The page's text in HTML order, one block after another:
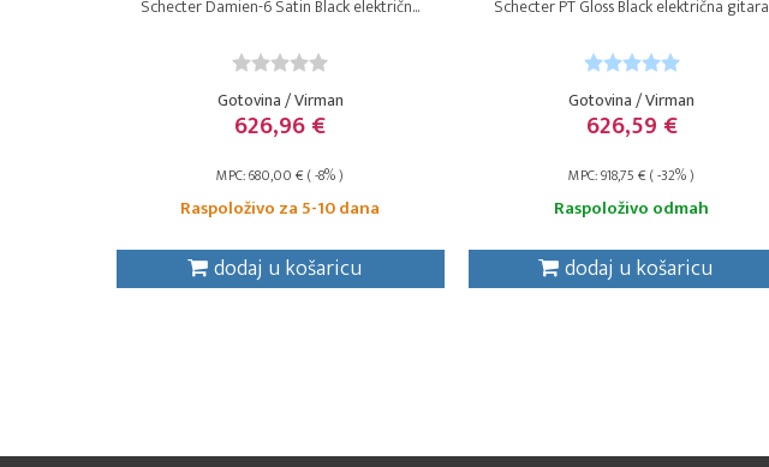
Schecter Damien-6 Satin Black električn...
Gotovina / Virman
626,96 €
MPC: 680,00 € ( -8% )
Raspoloživo za 5-10 dana
dodaj u košaricu
Schecter PT Gloss Black električna gitara
Gotovina / Virman
626,59 €
MPC: 918,75 € ( -32% )
Raspoloživo odmah
dodaj u košaricu